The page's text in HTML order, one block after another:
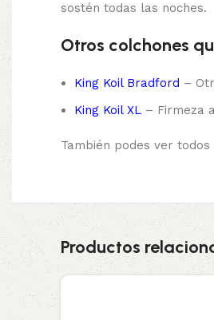
sostén todas las noches.
Otros colchones
King Koil Bradford –
King Koil XL – Firmeza
También podes ver todos
Productos